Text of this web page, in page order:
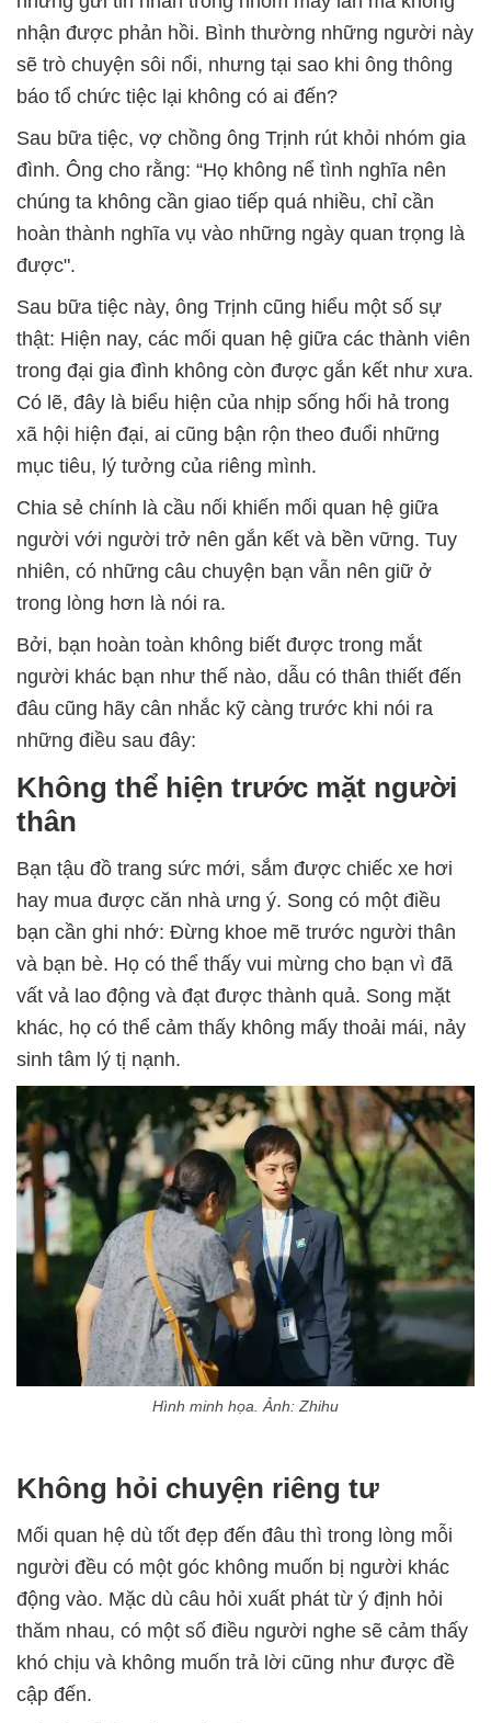
nhận được phản hồi. Bình thường những người này
sẽ trò chuyện sôi nổi, nhưng tại sao khi ông thông
báo tổ chức tiệc lại không có ai đến?
Sau bữa tiệc, vợ chồng ông Trịnh rút khỏi nhóm gia
đình. Ông cho rằng: “Họ không nể tình nghĩa nên
chúng ta không cần giao tiếp quá nhiều, chỉ cần
hoàn thành nghĩa vụ vào những ngày quan trọng là
được".
Sau bữa tiệc này, ông Trịnh cũng hiểu một số sự
thật: Hiện nay, các mối quan hệ giữa các thành viên
trong đại gia đình không còn được gắn kết như xưa.
Có lẽ, đây là biểu hiện của nhịp sống hối hả trong
xã hội hiện đại, ai cũng bận rộn theo đuổi những
mục tiêu, lý tưởng của riêng mình.
Chia sẻ chính là cầu nối khiến mối quan hệ giữa
người với người trở nên gắn kết và bền vững. Tuy
nhiên, có những câu chuyện bạn vẫn nên giữ ở
trong lòng hơn là nói ra.
Bởi, bạn hoàn toàn không biết được trong mắt
người khác bạn như thế nào, dẫu có thân thiết đến
đâu cũng hãy cân nhắc kỹ càng trước khi nói ra
những điều sau đây:
Không thể hiện trước mặt người
thân
Bạn tậu đồ trang sức mới, sắm được chiếc xe hơi
hay mua được căn nhà ưng ý. Song có một điều
bạn cần ghi nhớ: Đừng khoe mẽ trước người thân
và bạn bè. Họ có thể thấy vui mừng cho bạn vì đã
vất vả lao động và đạt được thành quả. Song mặt
khác, họ có thể cảm thấy không mấy thoải mái, nảy
sinh tâm lý tị nạnh.
Hình minh họa. Ảnh: Zhihu
Không hỏi chuyện riêng tư
Mối quan hệ dù tốt đẹp đến đâu thì trong lòng mỗi
người đều có một góc không muốn bị người khác
động vào. Mặc dù câu hỏi xuất phát từ ý định hỏi
thăm nhau, có một số điều người nghe sẽ cảm thấy
khó chịu và không muốn trả lời cũng như được đề
cập đến.